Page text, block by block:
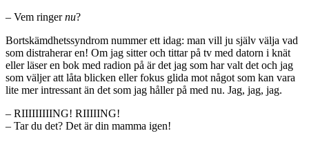
– Vem ringernu?
Bortskämdhetssyndrom nummer ett idag: man vill ju själv välja vad
som distraherar en! Om jag sitter och tittar på tv med datorn i knät
eller läser en bok med radion på är det jag som har valt det och jag
som väljer att låta blicken eller fokus glida mot något som kan vara
lite mer intressant än det som jag håller på med nu. Jag, jag, jag.
– RIIIIIIIIING! RIIIIING!
– Tar du det? Det är din mamma igen!